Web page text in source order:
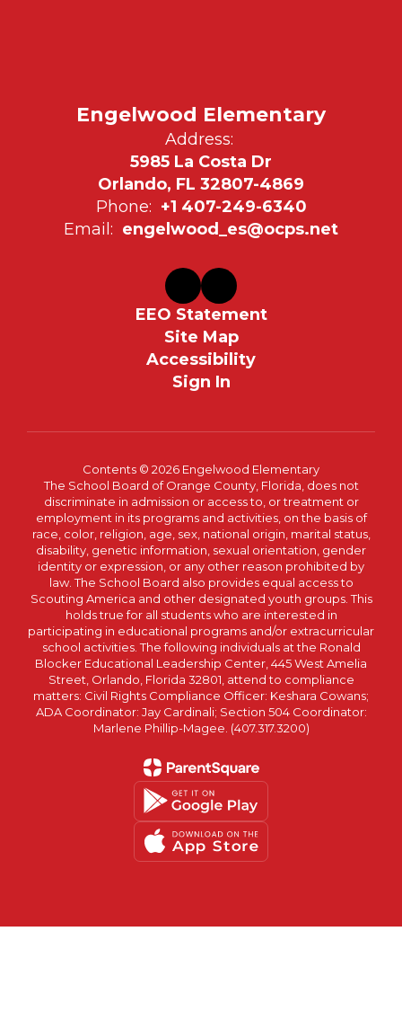
Engelwood Elementary
Address:
5985 La Costa Dr
Orlando, FL 32807-4869
Phone: +1 407-249-6340
Email: engelwood_es@ocps.net
EEO Statement
Site Map
Accessibility
Sign In
Contents © 2026 Engelwood Elementary
The School Board of Orange County, Florida, does not
discriminate in admission or access to, or treatment or
employment in its programs and activities, on the basis of
race, color, religion, age, sex, national origin, marital status,
disability, genetic information, sexual orientation, gender
identity or expression, or any other reason prohibited by
law. The School Board also provides equal access to
Scouting America and other designated youth groups. This
holds true for all students who are interested in
participating in educational programs and/or extracurricular
school activities. The following individuals at the Ronald
Blocker Educational Leadership Center, 445 West Amelia
Street, Orlando, Florida 32801, attend to compliance
matters: Civil Rights Compliance Officer: Keshara Cowans;
ADA Coordinator: Jay Cardinali; Section 504 Coordinator:
Marlene Phillip-Magee. (407.317.3200)